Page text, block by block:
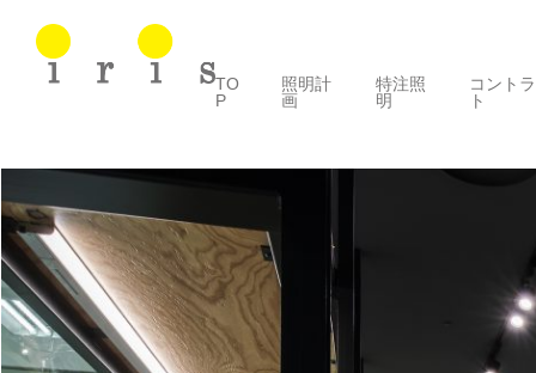
TO
P
照明計
画
特注照
明
コント
ト